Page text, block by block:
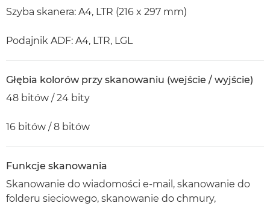
Szyba skanera: A4, LTR (216 x 297 mm)
Podajnik ADF: A4, LTR, LGL
Głębia kolorów przy skanowaniu (wejście / wyjście)
48 bitów / 24 bity
16 bitów / 8 bitów
Funkcje skanowania
Skanowanie do wiadomości e-mail, skanowanie do
folderu sieciowego, skanowanie do chmury,